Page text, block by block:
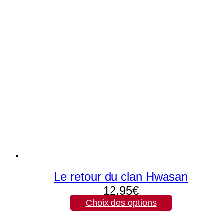
Le retour du clan Hwasan
12,95€
Choix des options
Ce